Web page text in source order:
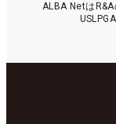
ALBA Netは